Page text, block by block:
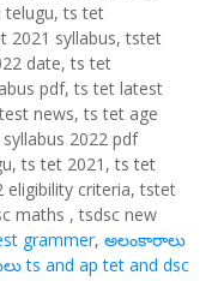
telugu, ts tet
2021 syllabus, tstet
date, ts tet
pdf, ts tet latest
news, ts tet age
2022 pdf
ts tet 2021, ts tet
eligibility criteria, tstet
maths , tsdsc new
grammer, అలంకారాలు
ts and ap tet and dsc